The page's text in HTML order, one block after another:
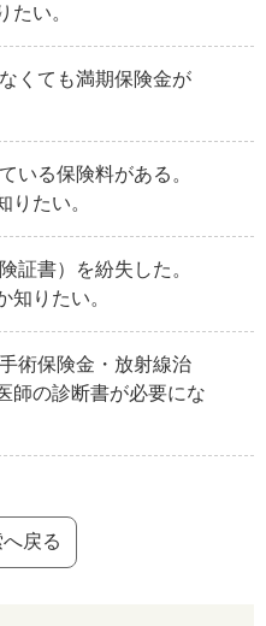
たい。
くても満期保険金が
いる保険料がある。
りたい。
証書）を紛失した。
知りたい。
術保険金・放射線治
師の診断書が必要にな
戻る